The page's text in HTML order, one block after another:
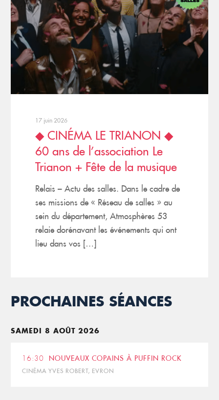
17 juin 2026
◆ CINÉMA LE TRIANON ◆
60 ans de l’association Le
Trianon + Fête de la musique
Relais – Actu des salles. Dans le cadre de
ses missions de « Réseau de salles » au
sein du département, Atmosphères 53
relaie dorénavant les événements qui ont
lieu dans vos […]
PROCHAINES SÉANCES
SAMEDI 8 AOÛT 2026
16:30 NOUVEAUX COPAINS À PUFFIN ROCK
CINÉMA YVES ROBERT, EVRON